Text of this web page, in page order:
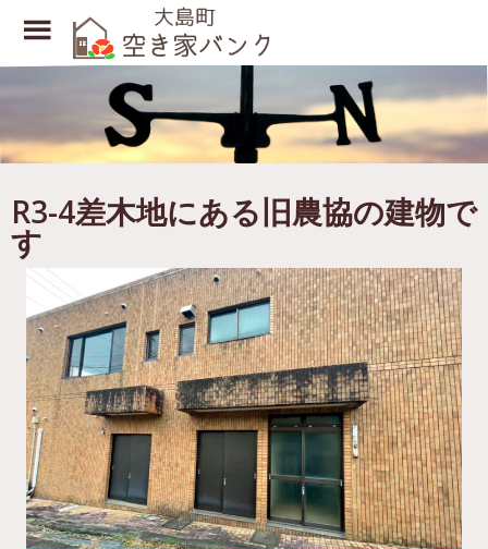
content
Toggle
Menu
R3-4差木地にある旧農協の建物で
す